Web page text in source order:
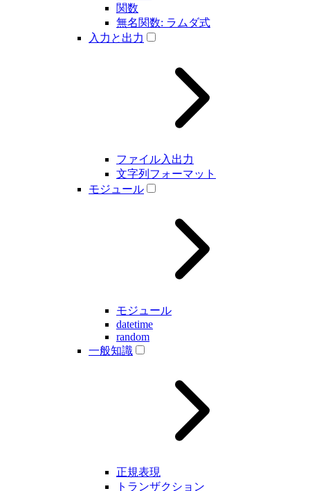
関数
無名関数: ラムダ式
入力と出力
ファイル入出力
文字列フォーマット
モジュール
モジュール
datetime
random
一般知識
正規表現
トランザクション